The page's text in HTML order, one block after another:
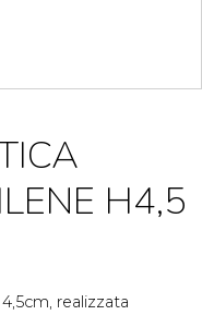
H4,5
realizzata